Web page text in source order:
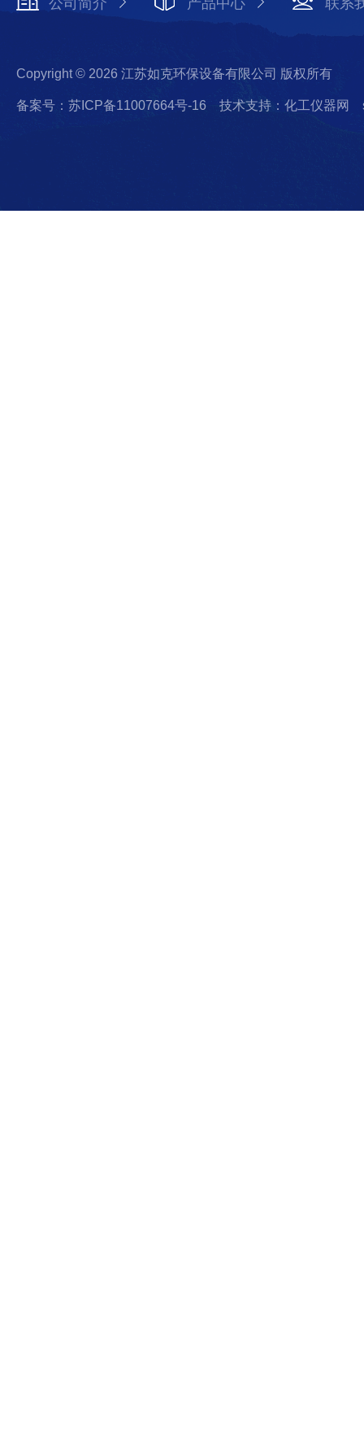
公司简介 产品中心 联系
Copyright © 2026 江苏如克环保设备有限公司 版权所有
备案号：苏ICP备11007664号-16 技术支持：化工仪器网